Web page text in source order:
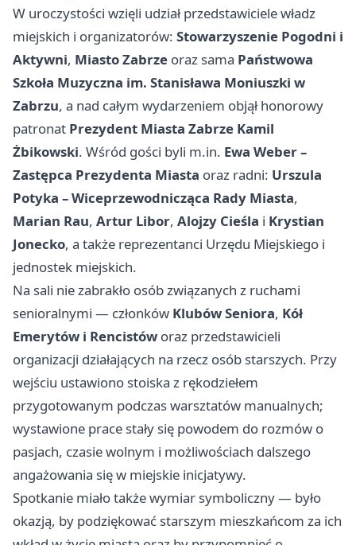
W uroczystości wzięli udział przedstawiciele władz
miejskich i organizatorów: Stowarzyszenie Pogodni i
Aktywni, Miasto Zabrze oraz sama Państwowa
Szkoła Muzyczna im. Stanisława Moniuszki w
Zabrzu, a nad całym wydarzeniem objął honorowy
patronat Prezydent Miasta Zabrze Kamil
Żbikowski. Wśród gości byli m.in. Ewa Weber –
Zastępca Prezydenta Miasta oraz radni: Urszula
Potyka – Wiceprzewodnicząca Rady Miasta,
Marian Rau, Artur Libor, Alojzy Cieśla i Krystian
Jonecko, a także reprezentanci Urzędu Miejskiego i
jednostek miejskich.
Na sali nie zabrakło osób związanych z ruchami
senioralnymi — członków Klubów Seniora, Kół
Emerytów i Rencistów oraz przedstawicieli
organizacji działających na rzecz osób starszych. Przy
wejściu ustawiono stoiska z rękodziełem
przygotowanym podczas warsztatów manualnych;
wystawione prace stały się powodem do rozmów o
pasjach, czasie wolnym i możliwościach dalszego
angażowania się w miejskie inicjatywy.
Spotkanie miało także wymiar symboliczny — było
okazją, by podziękować starszym mieszkańcom za ich